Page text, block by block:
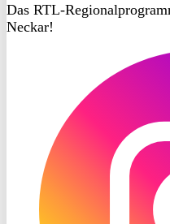
Das RTL-
Neckar!
Instagram